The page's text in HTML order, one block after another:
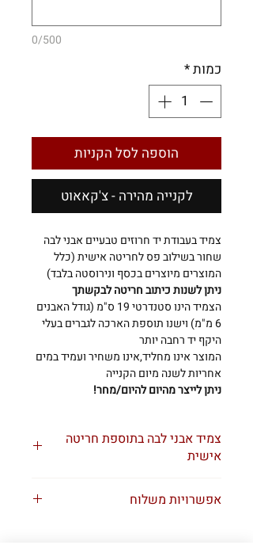
0/500
כמות*
הוספה לסל הקניות
לקנייה מהירה - צ'קאאוט
צמיד בעבודת יד חרוזים טבעיים אבני לבה
שחור בשילוב פס לחריטה אישית (כלל
המוצרים מיוצרים בכסף ונירוסטה בלבד)
ניתן לשנות כיתוב חריטה לבקשתך
הצמיד הינו סטנדרטי 19 ס"מ (גודל האבנים
6 מ"מ) וישנו תוספת הארכה לגברים בעלי
היקף יד רחבה יותר
המוצר אינו מחליד,אינו משחיר ועמיד במים
אחריות לשנה מיום הקנייה
ניתן לייצר מהיום להיום/מחר!
צמיד אבני לבה בתוספת חריטה
אישית
בואו נעצב לכם תכשיט לבקשתם
אפשרויות משלוח